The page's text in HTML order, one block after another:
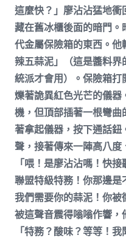
這麼快？」廖沾沾猛地
藏在舊冰櫃後面的暗門
代金屬保險箱的東西。
辣五蒜泥」（這是醬料
統派才會用）。保險箱打
爍著詭異紅色光芒的儀
機，但頂部插著一根彎
著拿起儀器，按下通話
聲，接著傳來一陣高八度
「喂！是廖沾沾嗎！快
聯盟特級特務！你那邊是
我們需要你的蒜泥！你
被這聲音震得嗡嗡作響，
「特務？酸味？等等！